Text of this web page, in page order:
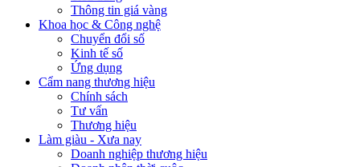
Thông tin giá vàng
Khoa học & Công nghệ
Chuyển đổi số
Kinh tế số
Ứng dụng
Cẩm nang thương hiệu
Chính sách
Tư vấn
Thương hiệu
Làm giàu - Xưa nay
Doanh nghiệp thương hiệu